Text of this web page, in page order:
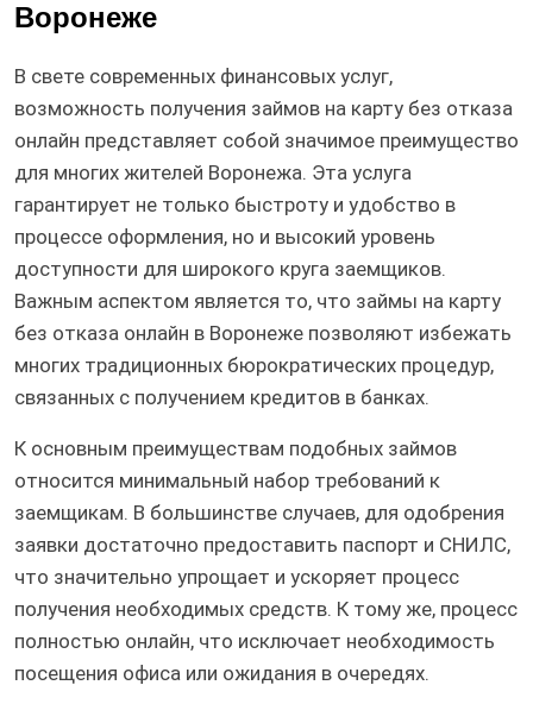
Воронеже
В свете современных финансовых услуг,
возможность получения займов на карту без отказа
онлайн представляет собой значимое преимущество
для многих жителей Воронежа. Эта услуга
гарантирует не только быстроту и удобство в
процессе оформления, но и высокий уровень
доступности для широкого круга заемщиков.
Важным аспектом является то, что займы на карту
без отказа онлайн в Воронеже позволяют избежать
многих традиционных бюрократических процедур,
связанных с получением кредитов в банках.
К основным преимуществам подобных займов
относится минимальный набор требований к
заемщикам. В большинстве случаев, для одобрения
заявки достаточно предоставить паспорт и СНИЛС,
что значительно упрощает и ускоряет процесс
получения необходимых средств. К тому же, процесс
полностью онлайн, что исключает необходимость
посещения офиса или ожидания в очередях.